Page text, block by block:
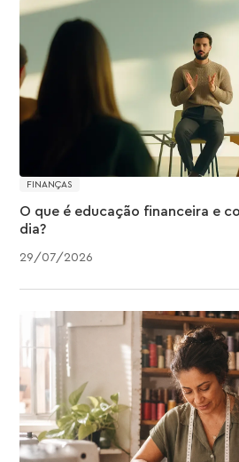
FINANÇAS
29/07/2026
O que é educação financeira e
dia?